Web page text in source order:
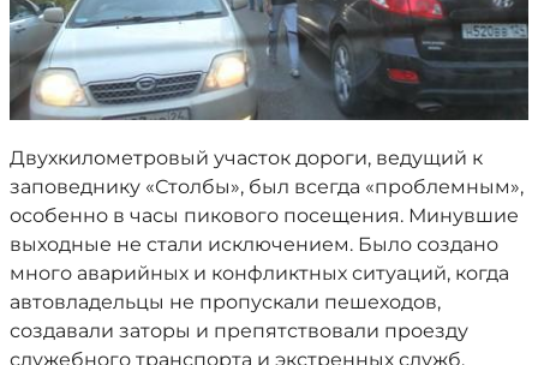
Двухкилометровый участок дороги, ведущий к
заповеднику «Столбы», был всегда «проблемным»,
особенно в часы пикового посещения. Минувшие
выходные не стали исключением. Было создано
много аварийных и конфликтных ситуаций, когда
автовладельцы не пропускали пешеходов,
создавали заторы и препятствовали проезду
служебного транспорта и экстренных служб.